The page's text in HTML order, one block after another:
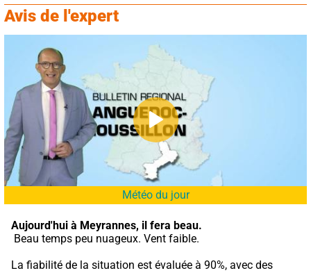
Avis de l'expert
Météo du jour
Aujourd'hui à Meyrannes, il fera beau.
Beau temps peu nuageux. Vent faible.
La fiabilité de la situation est évaluée à 90%, avec des